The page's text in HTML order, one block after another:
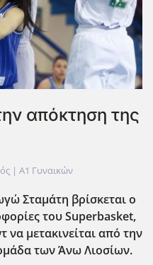
απόκτηση της
| Α1 Γυναικών
Σταμάτη βρίσκεται ο
του Superbasket,
μετακινείται από την
των Άνω Λιοσίων.